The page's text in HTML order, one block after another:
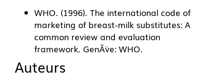
WHO. (1996). The international code of
marketing of breast-milk substitutes: A
common review and evaluation
framework. GenÃ¨ve: WHO.
Auteurs